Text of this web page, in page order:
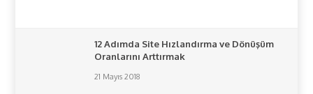
12 Adımda Site Hızlandırma ve Dönüşüm
Oranlarını Arttırmak
21 Mayıs 2018